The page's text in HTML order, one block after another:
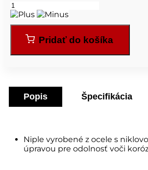
Pridať do košíka
Popis Špecifikácia
Niple vyrobené z ocele s
úpravou pre odolnosť voči